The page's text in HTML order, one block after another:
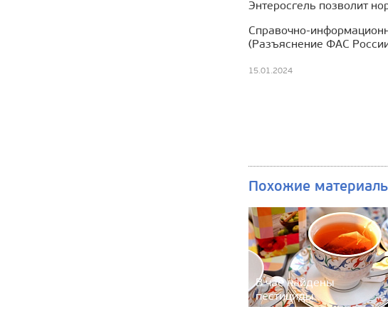
Энтеросгель позволит
Справочно-
(Разъяснение ФАС
15.01.2024
Похожие
В чае найдены
пестициды